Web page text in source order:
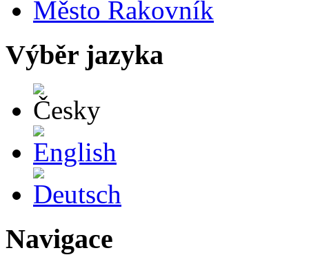
Město Rakovník
Výběr jazyka
Navigace